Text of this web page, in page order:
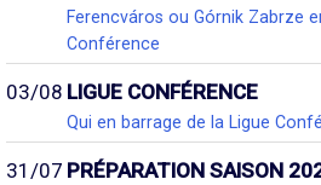
Ferencváros ou Górnik Zabrze
Conférence
03/08 LIGUE CONFÉRENCE
Qui en barrage de la Ligue
31/07 PRÉPARATION SAISON